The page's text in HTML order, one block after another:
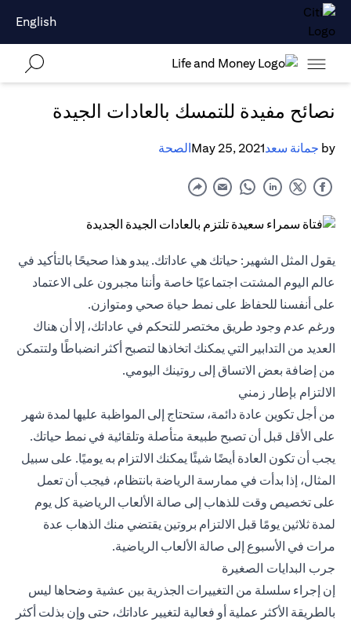
English
نصائح مفيدة للتمسك بالعادات الجيدة
by جمانة سعدMay 25, 2021الصحة
يقول المثل الشهير: حياتك هي عاداتك. يبدو هذا صحيحًا بالتأكيد في
عالم اليوم المشتت اجتماعيًا خاصة وأننا مجبرون على الاعتماد
على أنفسنا للحفاظ على نمط حياة صحي ومتوازن.
ورغم عدم وجود طريق مختصر للتحكم في عاداتك، إلا أن هناك
العديد من التدابير التي يمكنك اتخاذها لتصبح أكثر انضباطًا ولتتمكن
من إضافة بعض الاتساق إلى روتينك اليومي.
الالتزام بإطار زمني
من أجل تكوين عادة دائمة، ستحتاج إلى المواظبة عليها لمدة شهر
على الأقل قبل أن تصبح طبيعة متأصلة وتلقائية في نمط حياتك.
يجب أن تكون العادة أيضًا شيئًا يمكنك الالتزام به يوميًا. على سبيل
المثال، إذا بدأت في ممارسة الرياضة بانتظام، فيجب أن تعمل
على تخصيص وقت للذهاب إلى صالة الألعاب الرياضية كل يوم
لمدة ثلاثين يومًا قبل الالتزام بروتين يقتضي منك الذهاب عدة
مرات في الأسبوع إلى صالة الألعاب الرياضية.
جرب البدايات الصغيرة
إن إجراء سلسلة من التغييرات الجذرية بين عشية وضحاها ليس
بالطريقة الأكثر عملية أو فعالية لتغيير عاداتك، حتى وإن بذلت أكثر